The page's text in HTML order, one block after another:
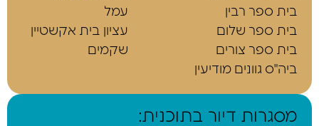
בית ספר רבין
בית ספר שלום
בית ספר צורים
ביה"ס גוונים מודיעין
עמל
עציון בית אקשטיין
שקמים
מסגרות דיור בתוכנית: